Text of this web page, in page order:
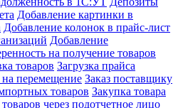
Добавление картинки в
Добавление колонок в прайс-лист
Добавление
на получение товаров
товаров Загрузка прайса
на перемещение Заказ поставщику
товаров Закупка товара
через подотчетное лицо